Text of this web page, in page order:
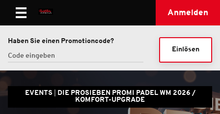
Anmelden
Haben Sie einen Promotioncode?
Einlösen
EVENTS
DIE PROSIEBEN PROMI PADEL WM 2026 /
KOMFORT-UPGRADE